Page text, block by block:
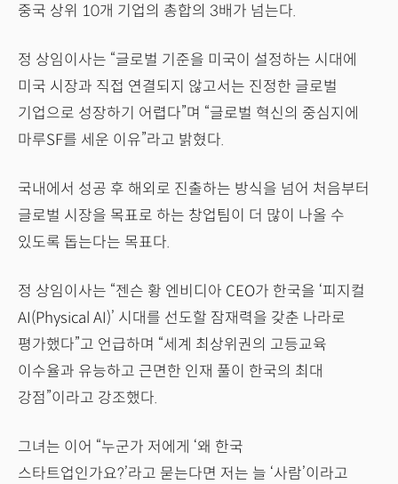
중국 상위 10개 기업의 총합의 3배가 넘는다.
정 상임이사는 “글로벌 기준을 미국이 설정하는 시대에
미국 시장과 직접 연결되지 않고서는 진정한 글로벌
기업으로 성장하기 어렵다”며 “글로벌 혁신의 중심지에
마루SF를 세운 이유”라고 밝혔다.
국내에서 성공 후 해외로 진출하는 방식을 넘어 처음부터
글로벌 시장을 목표로 하는 창업팀이 더 많이 나올 수
있도록 돕는다는 목표다.
정 상임이사는 “젠슨 황 엔비디아 CEO가 한국을 ‘피지컬
AI(Physical AI)’ 시대를 선도할 잠재력을 갖춘 나라로
평가했다”고 언급하며 “세계 최상위권의 고등교육
이수율과 유능하고 근면한 인재 풀이 한국의 최대
강점”이라고 강조했다.
그녀는 이어 “누군가 저에게 ‘왜 한국
스타트업인가요?’라고 묻는다면 저는 늘 ‘사람’이라고